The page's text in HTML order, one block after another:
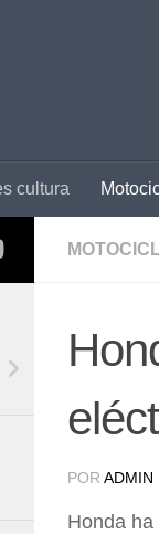
cultura
POR ADMIN
Honda